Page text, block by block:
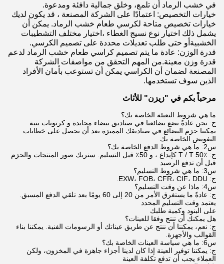
في خشب الرماد أن تلمع، وخلق جمالية دافئة ومدعوة.
خيارات التخصيص: اعتمادًا على الشركة المصنعة ، قد يكون لديك
خيارات تخصيص متاحة لكرسي طعام خشب الرماد. يمكن أن
يشمل ذلك اختيار نوع نسيج الغطاء ،اختيار مختلف التشطيبات
الخشبيةأو حتى طلب تعديلات محددة على تصميم الكرسي.
قدرة الوزن: عادة ما يتم تصميم كراسي طعام خشب الرماد لدعم
قدرة وزن معينة.من المهم التحقق من مواصفات الشركة
المصنعة لضمان أن الكراسي يمكن أن تستوعب بأمان الأفراد
الذين سوف تستخدمها.
مرحباً بكم في "زيزن" للأثاث
ما هي شروط التعبئة الخاصة بك؟
ج: نحن عادةً نضع بضائعنا في صناديق بيضاء محايدة و كرتونات بنية
يمكننا حزم البضائع في صناديقك المميزة بعد أن نحصل على خطابات
التفويض الخاصة بك
س2: ما هي شروط الدفع الخاصة بك؟
ج: T / T 50٪ كإيداع ، و 50٪ قبل التسليم. سنريك صور المنتجات والحزم
قبل أن تدفع الرصيد
س3: ما هي شروط التسليم؟
ج: EXW، FOB، CFR، CIF، DDU.
س4: ماذا عن وقت التسليم؟
ج: عادةً ما يستغرق الأمر من 20 إلى 60 يومًا بعد تلقي الدفع المسبق.
يعتمد وقت التسليم المحدد
على البنود وكمية طلبك
هل يمكنك أن تنتج وفقا للعينات؟
ج: نعم، يمكننا أن ننتج عن طريق عيناتك أو الرسومات الفنية. يمكننا بناء
القوالب والأجهزة.
س6: ما هي سياسة العينات الخاصة بك؟
ج: يمكننا توفير العينة إذا كان لدينا أجزاء جاهزة في المخزون، ولكن
العملاء يجب أن تدفع تكلفة العينة